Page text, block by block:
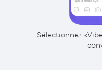
Sélectionnez